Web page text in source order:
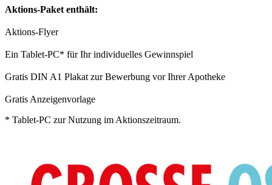
Aktions-Paket enthält:
Aktions-Flyer
Ein Tablet-PC* für Ihr individuelles Gewinnspiel
Gratis DIN A1 Plakat zur Bewerbung vor Ihrer Apotheke
Gratis Anzeigenvorlage
* Tablet-PC zur Nutzung im Aktionszeitraum.